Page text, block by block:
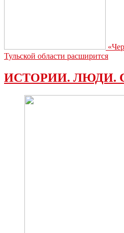
Тульской области расширится
ИСТОРИИ. ЛЮДИ.